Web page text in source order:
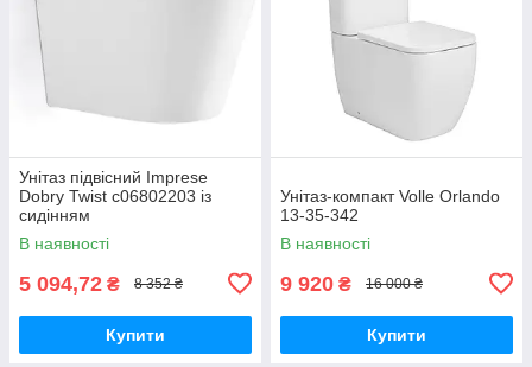
Унітаз підвісний Imprese
Dobry Twist c06802203 із
сидінням
В наявності
5 094,72 ₴ 8 352 ₴
Купити
Унітаз-компакт Volle Orlando
13-35-342
В наявності
9 920 ₴ 16 000 ₴
Купити